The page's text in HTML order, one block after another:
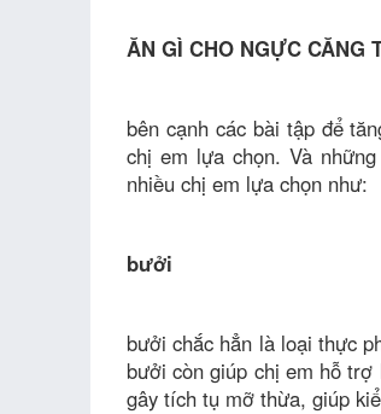
ĂN GÌ CHO NGỰC CĂNG
bên cạnh các bài tập để
chị em lựa chọn. Và
nhiều chị em lựa chọn như:
bưởi
bưởi chắc hẳn là loại thực
bưởi còn giúp chị em hỗ
gây tích tụ mỡ thừa, giúp